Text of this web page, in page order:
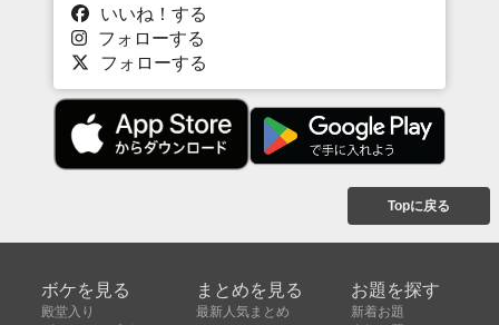
いいね！する
フォローする
フォローする
Topに戻る
ボケを見る
殿堂入り
まとめを見る
最新人気まとめ
お題を探す
新着お題